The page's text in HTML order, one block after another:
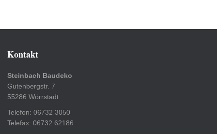
Kontakt
Steinbach Baudeko
Gutenbergstr. 7
55286 Wörrstadt
Telefon: 06732 3050
Telefax: 06732 62186